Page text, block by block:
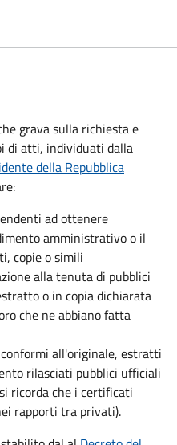
grava sulla richiesta e
di atti, individuati dalla
della Repubblica
ad ottenere
amministrativo o il
copie o simili
alla tenuta di pubblici
o in copia dichiarata
che ne abbiano fatta
all'originale, estratti
rilasciati pubblici ufficiali
ricorda che i certificati
rapporti tra privati).